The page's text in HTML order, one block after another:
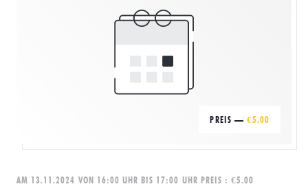
PREIS — €5.00
AM 13.11.2024 VON 16:00 UHR BIS 17:00 UHR PREIS : €5.00